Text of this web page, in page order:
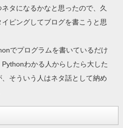
タになるかなと思ったので、久
ピングしてブログを書こうと思
でプログラムを書いているだけ
わかる人からしたら大した
そういう人はネタ話として納め